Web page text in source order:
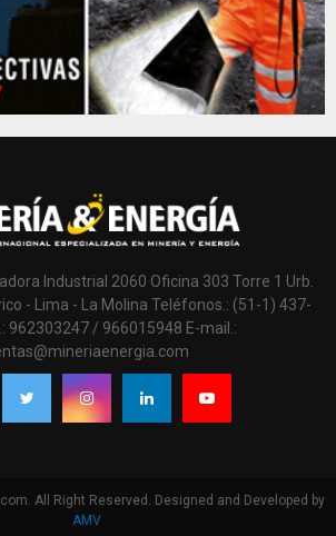
Industrial 2060 Oficina 303 Torre 1 Urb.
- Lima - La Molina Teléfonos.: (51-1) 437-
962303247 / 966015948 E-mail.:
All Right Reserved. Designed and Developed by
AMV